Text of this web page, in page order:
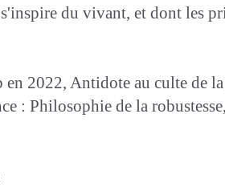
du vivant, et dont les
2022, Antidote au culte de
: Philosophie de la